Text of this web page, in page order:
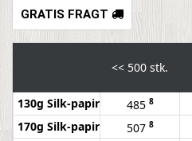
GRATIS FRAGT
<< 500 stk.
130g Silk-papir 485 8
170g Silk-papir 507 8